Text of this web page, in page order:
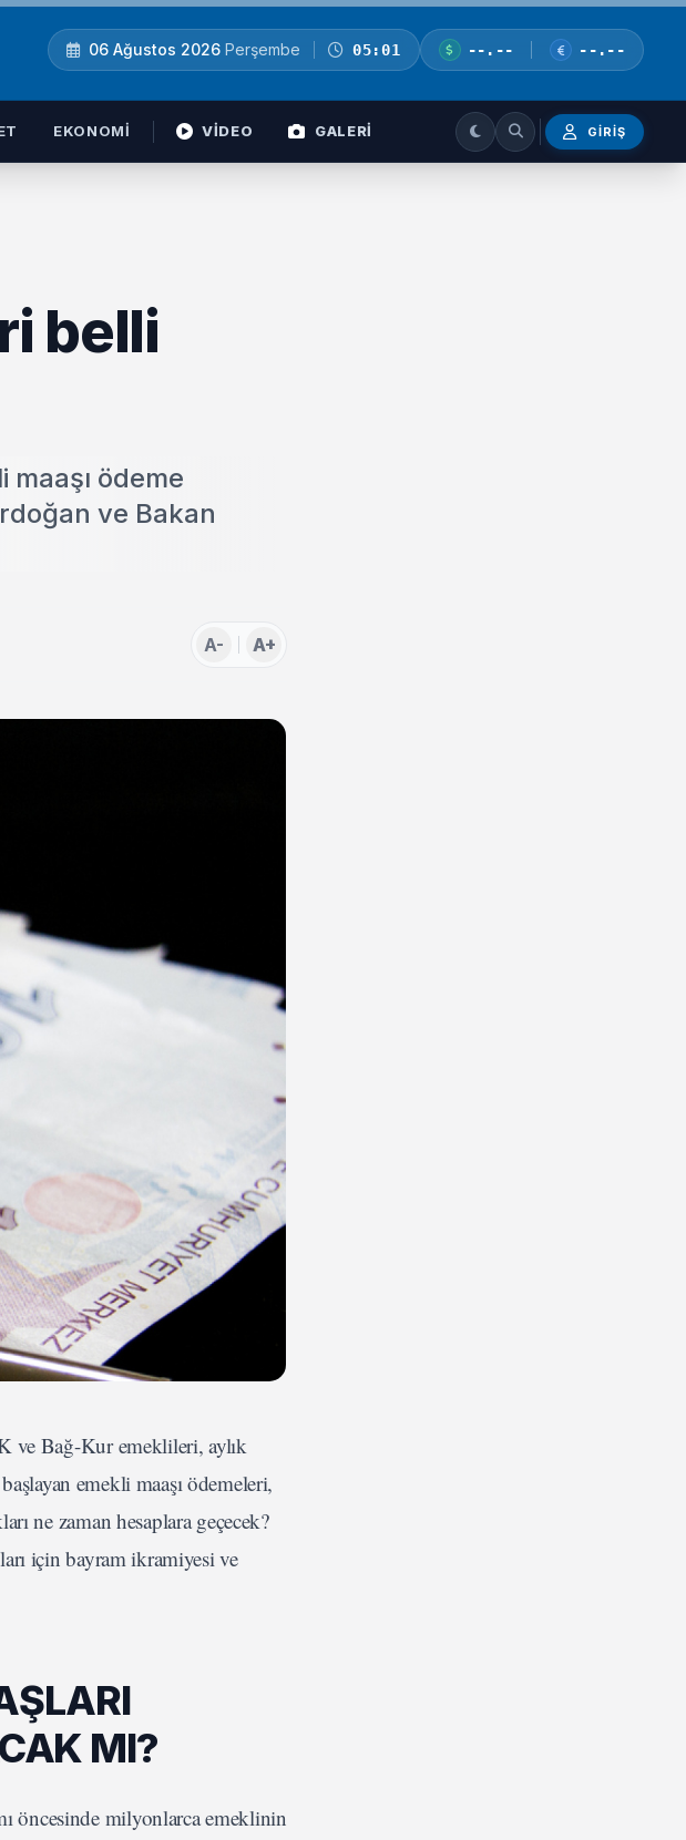
06 Ağustos 2026 Perşembe 05:01 --.-- --.--
EKONOMI VİDEO GALERİ GIRIŞ
belli
ödeme
ve Bakan
A- A+
ve Bağ-Kur emeklileri, aylık
emekli maaşı ödemeleri,
ne zaman hesaplara geçecek?
için bayram ikramiyesi ve
MI?
öncesinde milyonlarca emeklinin